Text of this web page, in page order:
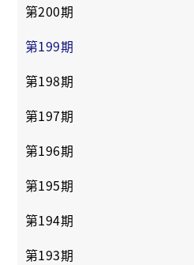
第200期
第199期
第198期
第197期
第196期
第195期
第194期
第193期